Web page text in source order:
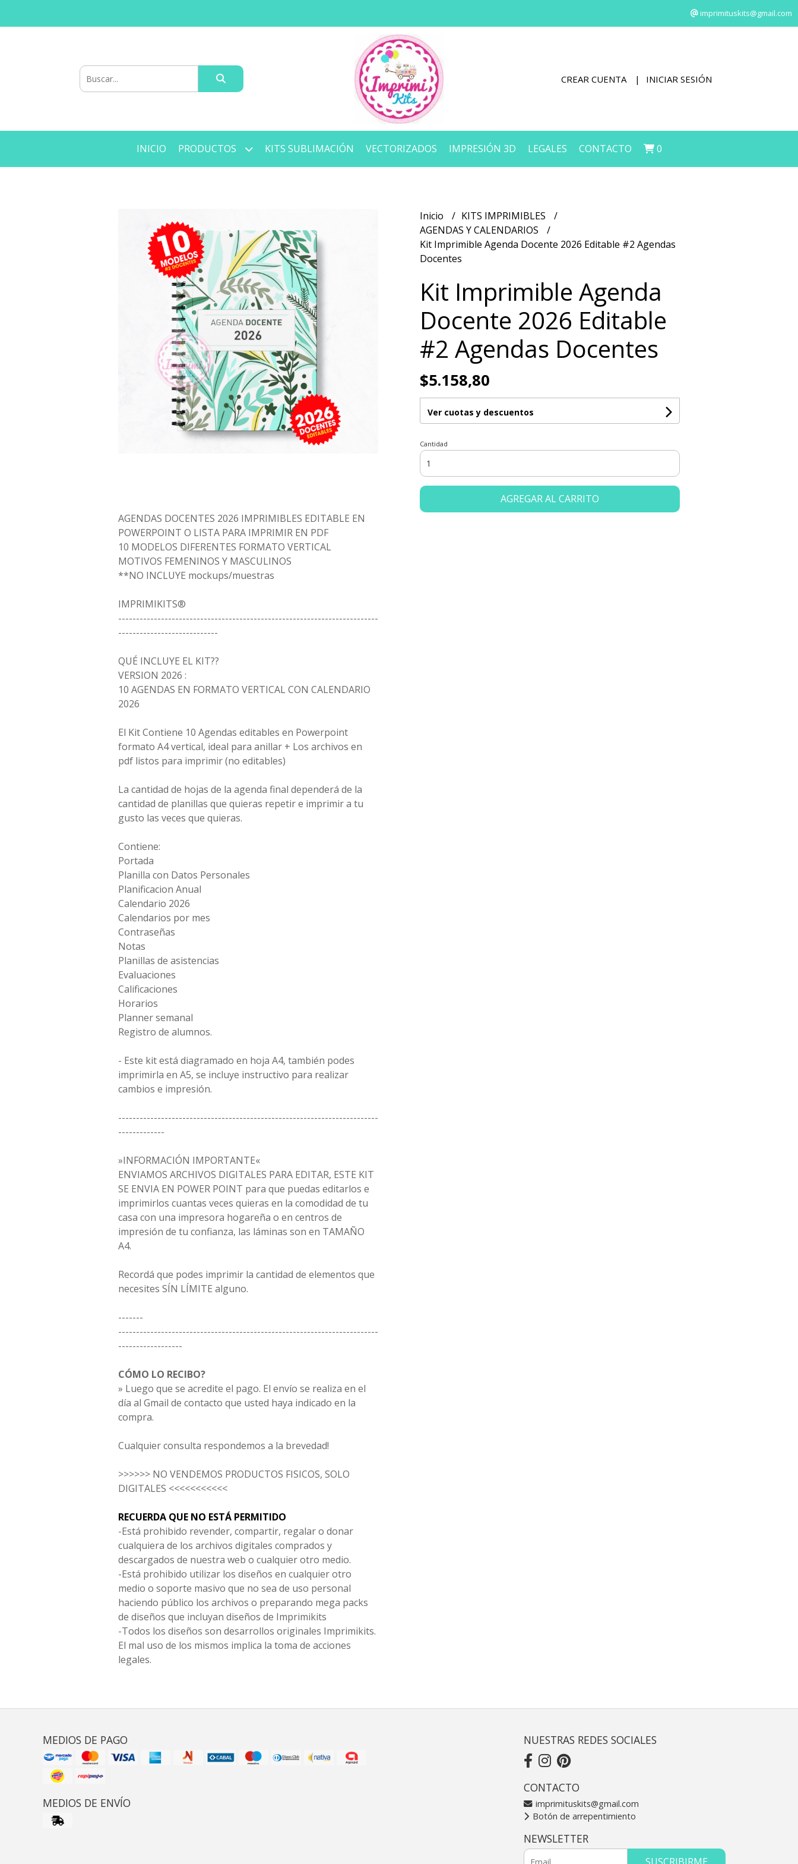
imprimituskits@gmail.com
CREAR CUENTA INICIAR SESIÓN
INICIO PRODUCTOS KITS SUBLIMACIÓN VECTORIZADOS IMPRESIÓN 3D LEGALES CONTACTO 0
AGENDAS DOCENTES 2026 IMPRIMIBLES EDITABLE EN
POWERPOINT O LISTA PARA IMPRIMIR EN PDF
10 MODELOS DIFERENTES FORMATO VERTICAL
MOTIVOS FEMENINOS Y MASCULINOS
**NO INCLUYE mockups/muestras
IMPRIMIKITS®
-------------------------------------------------------------------------
----------------------------
QUÉ INCLUYE EL KIT??
VERSION 2026 :
10 AGENDAS EN FORMATO VERTICAL CON CALENDARIO
2026
El Kit Contiene 10 Agendas editables en Powerpoint
formato A4 vertical, ideal para anillar + Los archivos en
pdf listos para imprimir (no editables)
La cantidad de hojas de la agenda final dependerá de la
cantidad de planillas que quieras repetir e imprimir a tu
gusto las veces que quieras.
Contiene:
Portada
Planilla con Datos Personales
Planificacion Anual
Calendario 2026
Calendarios por mes
Contraseñas
Notas
Planillas de asistencias
Evaluaciones
Calificaciones
Horarios
Planner semanal
Registro de alumnos.
- Este kit está diagramado en hoja A4, también podes
imprimirla en A5, se incluye instructivo para realizar
cambios e impresión.
-------------------------------------------------------------------------
-------------
»INFORMACIÓN IMPORTANTE«
ENVIAMOS ARCHIVOS DIGITALES PARA EDITAR, ESTE KIT
SE ENVIA EN POWER POINT para que puedas editarlos e
imprimirlos cuantas veces quieras en la comodidad de tu
casa con una impresora hogareña o en centros de
impresión de tu confianza, las láminas son en TAMAÑO
A4.
Recordá que podes imprimir la cantidad de elementos que
necesites SÍN LÍMITE alguno.
-------
-------------------------------------------------------------------------
------------------
CÓMO LO RECIBO?
» Luego que se acredite el pago. El envío se realiza en el
día al Gmail de contacto que usted haya indicado en la
compra.
Cualquier consulta respondemos a la brevedad!
>>>>>> NO VENDEMOS PRODUCTOS FISICOS, SOLO
DIGITALES <<<<<<<<<<<
RECUERDA QUE NO ESTÁ PERMITIDO
-Está prohibido revender, compartir, regalar o donar
cualquiera de los archivos digitales comprados y
descargados de nuestra web o cualquier otro medio.
-Está prohibido utilizar los diseños en cualquier otro
medio o soporte masivo que no sea de uso personal
haciendo público los archivos o preparando mega packs
de diseños que incluyan diseños de Imprimikits
-Todos los diseños son desarrollos originales Imprimikits.
El mal uso de los mismos implica la toma de acciones
legales.
Inicio
KITS IMPRIMIBLES
AGENDAS Y CALENDARIOS
Kit Imprimible Agenda Docente 2026 Editable #2 Agendas
Docentes
Kit Imprimible Agenda
Docente 2026 Editable
#2 Agendas Docentes
$5.158,80
Ver cuotas y descuentos
Cantidad
AGREGAR AL CARRITO
MEDIOS DE PAGO
MEDIOS DE ENVÍO
NUESTRAS REDES SOCIALES
CONTACTO
imprimituskits@gmail.com
Botón de arrepentimiento
NEWSLETTER